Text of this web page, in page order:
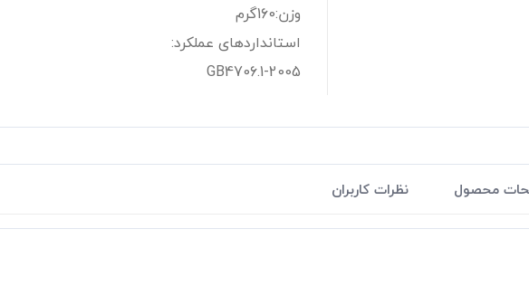
وزن:160گرم
استانداردهای عملکرد:
GB4706.1-2005
محصول نظرات کاربران